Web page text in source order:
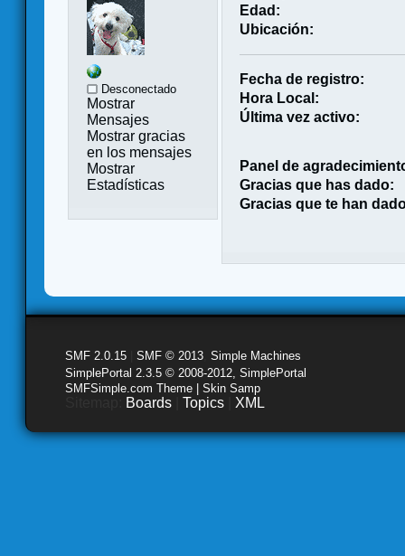
Desconectado
Mostrar
Mensajes
Mostrar gracias
en los mensajes
Mostrar
Estadísticas
Edad:
Ubicación:
Fecha de registro:
Hora Local:
Última vez activo:
Panel de
Gracias que has dado:
Gracias que te han
SMF 2.0.15 SMF © 2013 Simple Machines
SimplePortal 2.3.5 © 2008-2012, SimplePortal
SMFSimple.com Theme | Skin Samp
Boards Topics XML